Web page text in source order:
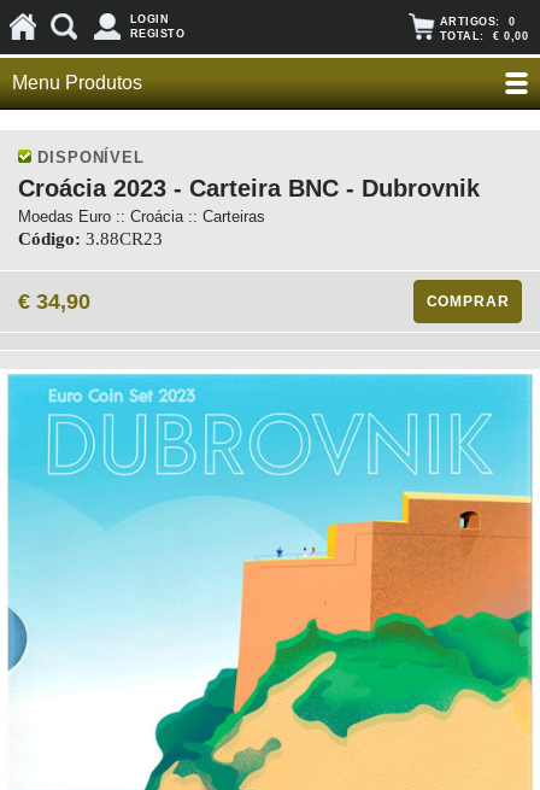
LOGIN
REGISTO
ARTIGOS: 0
TOTAL: € 0,00
Menu Produtos
DISPONÍVEL
Croácia 2023 - Carteira BNC - Dubrovnik
Moedas Euro :: Croácia :: Carteiras
Código: 3.88CR23
€ 34,90 COMPRAR